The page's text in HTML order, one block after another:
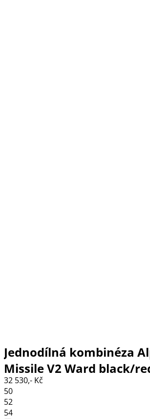
Jednodílná kombinéza
Missile V2 Ward black/
fluo/white
32 530,- Kč
50
52
54